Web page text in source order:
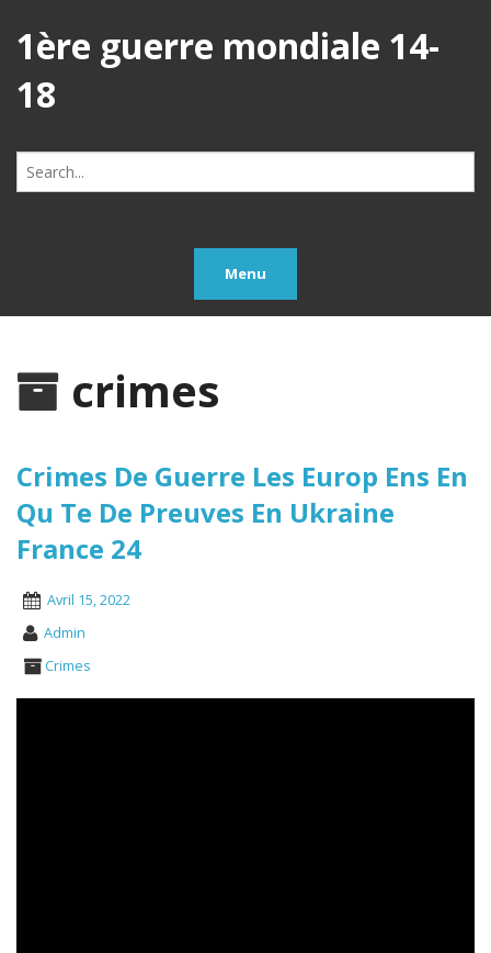
1ère guerre mondiale 14-
18
Search
for:
Menu
crimes
Crimes De Guerre Les Europ Ens En
Qu Te De Preuves En Ukraine
France 24
Avril 15, 2022
Admin
Crimes